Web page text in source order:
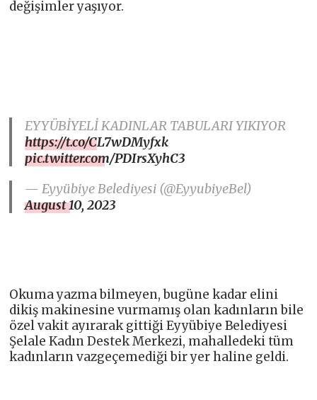
değişimler yaşıyor.
EYYÜBİYELİ KADINLAR TABULARI YIKIYOR
https://t.co/CL7wDMyfxk
pic.twitter.com/PDIrsXyhC3
— Eyyübiye Belediyesi (@EyyubiyeBel)
August 10, 2023
Okuma yazma bilmeyen, bugüne kadar elini
dikiş makinesine vurmamış olan kadınların bile
özel vakit ayırarak gittiği Eyyübiye Belediyesi
Şelale Kadın Destek Merkezi, mahalledeki tüm
kadınların vazgeçemediği bir yer haline geldi.